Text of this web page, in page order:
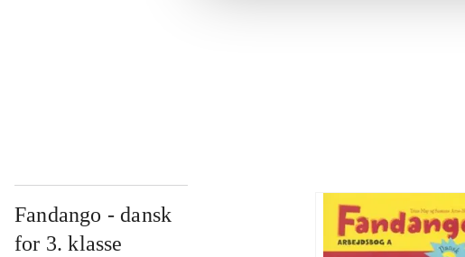
Fandango - dansk
for 3. klasse